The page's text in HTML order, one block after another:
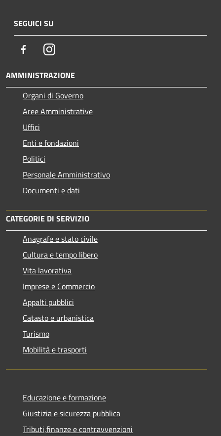
SEGUICI SU
FacebookInstagram
AMMINISTRAZIONE
Organi di Governo
Aree Amministrative
Uffici
Enti e fondazioni
Politici
Personale Amministrativo
Documenti e dati
CATEGORIE DI SERVIZIO
Anagrafe e stato civile
Cultura e tempo libero
Vita lavorativa
Imprese e Commercio
Appalti pubblici
Catasto e urbanistica
Turismo
Mobilità e trasporti
Educazione e formazione
Giustizia e sicurezza pubblica
Tributi,finanze e contravvenzioni